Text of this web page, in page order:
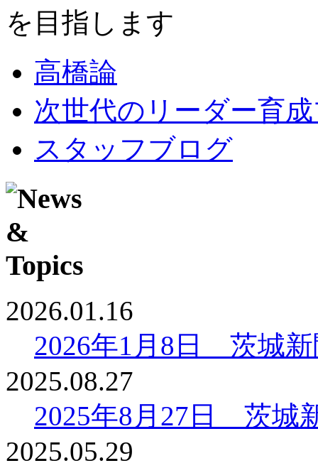
高橋論
次世代のリーダー育
スタッフブログ
2026.01.16
2026年1月8日 茨城
2025.08.27
2025年8月27日 茨城
2025.05.29